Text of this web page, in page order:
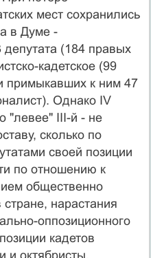
мест сохранились
в Думе -
депутата (184 правых
кадетское (99
примыкавших к ним 47
Однако IV
"левее" III-й - не
сколько по
своей позиции
по отношению к
общественно
нарастания
оппозиционного
кадетов
и октябристы.